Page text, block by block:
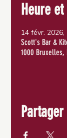
Heure
14 févr. 2026,
Scott's Bar &
1000 Bruxelles,